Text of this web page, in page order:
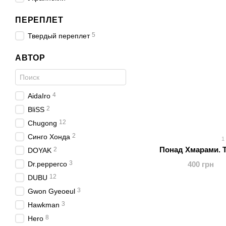
1
Понад Хмарами.
400 грн
ПЕРЕПЛЕТ
Твердый переплет 5
АВТОР
AidaIro 4
BliSS 2
Chugong 12
Cинго Хонда 2
DOYAK 2
Dr.pepperco 3
DUBU 12
Gwon Gyeoeul 3
Hawkman 3
Hero 8